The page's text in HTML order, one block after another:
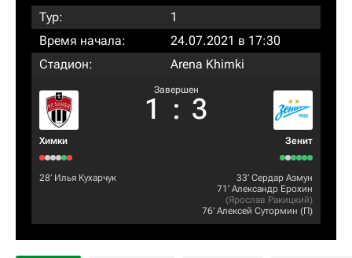
Тур:
1
Время начала:
24.07.2021 в 17:30
Стадион:
Arena Khimki
Химки
Завершен
1 : 3
Зенит
28‎’‎ Илья Кухарчук 33‎’‎ Сердар Азмун
71‎’‎ Александр Ерохин
(Ярослав Ракицкий)
76‎’‎ Алексей Сутормин (П)